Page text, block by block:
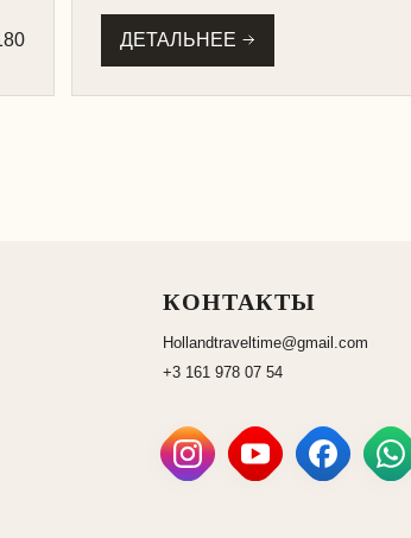
ДЕТАЛЬНЕЕ
КОНТАКТЫ
Hollandtraveltime@gmail.com
+3 161 978 07 54